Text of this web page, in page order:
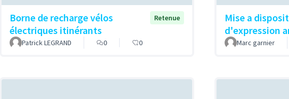
Borne de recharge vélos
électriques itinérants
Retenue
Patrick LEGRAND 0 0
Mise a
d'expression
Marc garnier